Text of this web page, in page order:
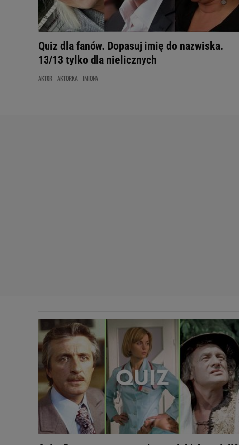
Quiz dla fanów. Dopasuj imię do nazwiska.
13/13 tylko dla nielicznych
AKTOR AKTORKA IMIONA